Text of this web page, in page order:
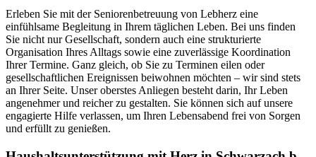
Erleben Sie mit der Seniorenbetreuung von Lebherz eine
einfühlsame Begleitung in Ihrem täglichen Leben. Bei uns finden
Sie nicht nur Gesellschaft, sondern auch eine strukturierte
Organisation Ihres Alltags sowie eine zuverlässige Koordination
Ihrer Termine. Ganz gleich, ob Sie zu Terminen eilen oder
gesellschaftlichen Ereignissen beiwohnen möchten – wir sind stets
an Ihrer Seite. Unser oberstes Anliegen besteht darin, Ihr Leben
angenehmer und reicher zu gestalten. Sie können sich auf unsere
engagierte Hilfe verlassen, um Ihren Lebensabend frei von Sorgen
und erfüllt zu genießen.